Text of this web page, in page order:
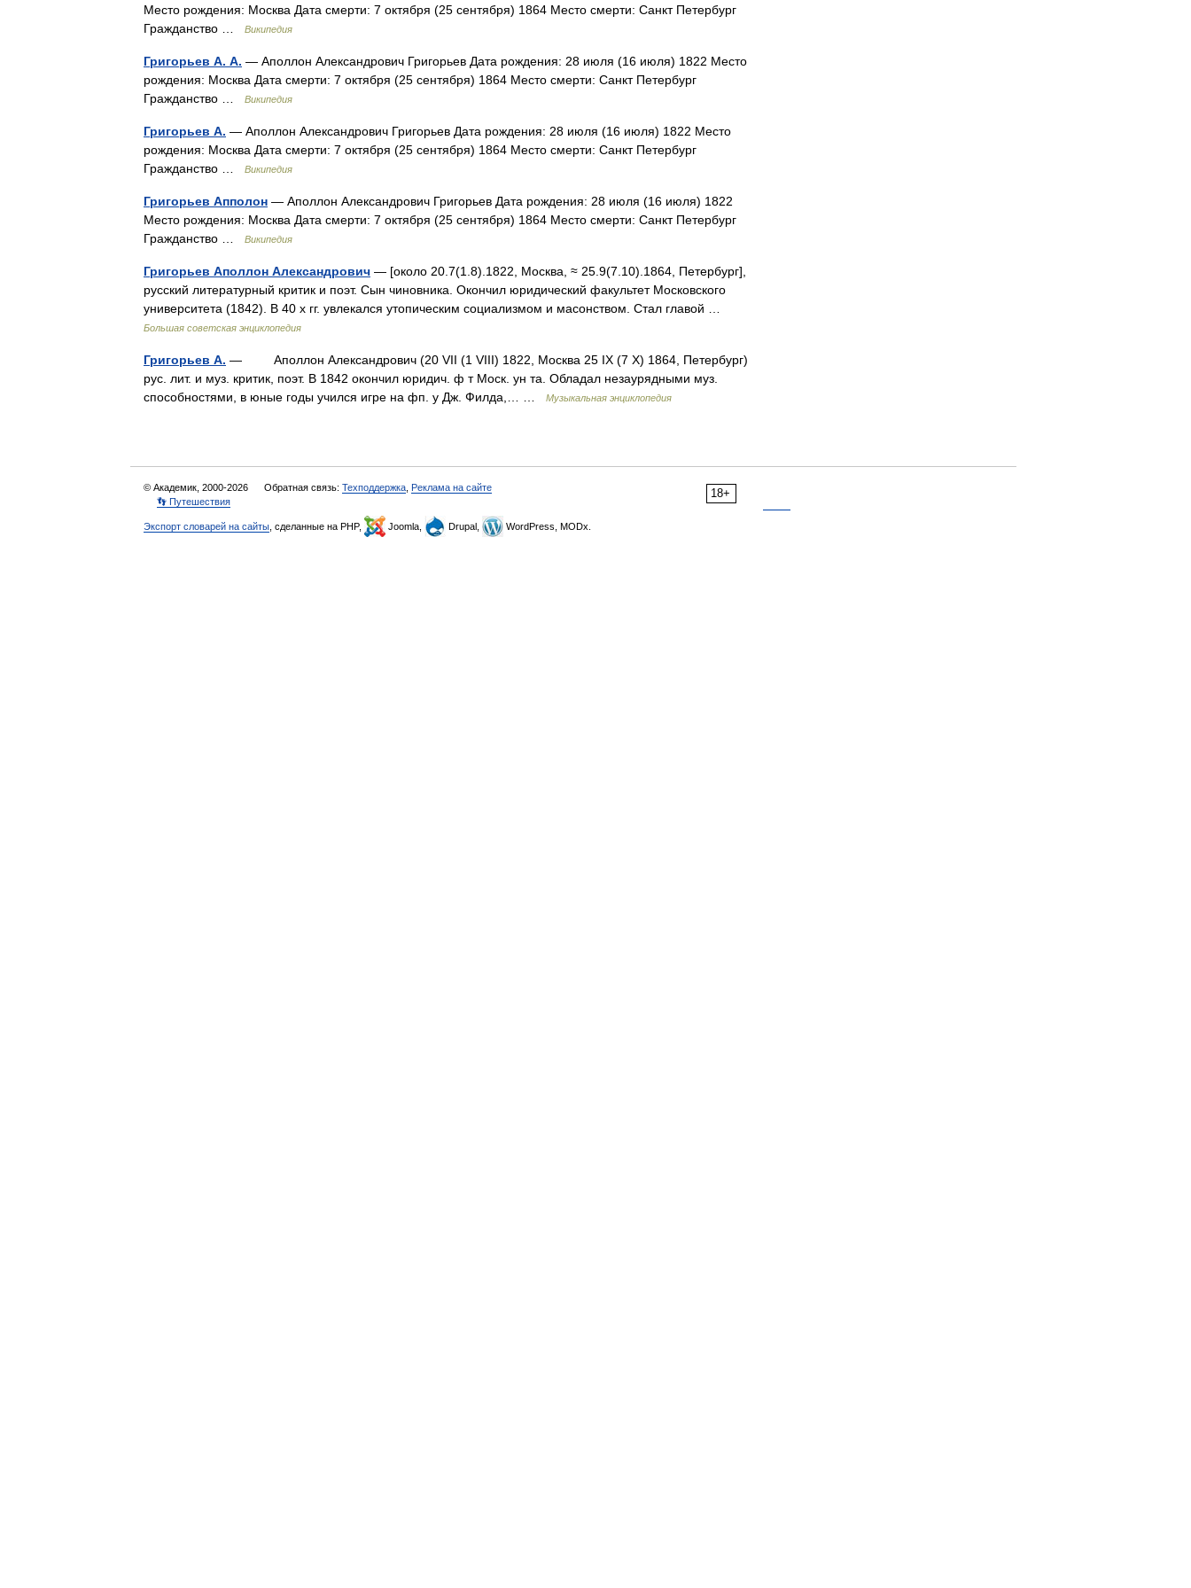
Место рождения: Москва Дата смерти: 7 октября (25 сентября) 1864 Место смерти: Санкт Петербург
Гражданство …
Википедия
Григорьев А. А. — Аполлон Александрович Григорьев Дата рождения: 28 июля (16 июля) 1822 Место
рождения: Москва Дата смерти: 7 октября (25 сентября) 1864 Место смерти: Санкт Петербург
Гражданство …
Википедия
Григорьев А. — Аполлон Александрович Григорьев Дата рождения: 28 июля (16 июля) 1822 Место
рождения: Москва Дата смерти: 7 октября (25 сентября) 1864 Место смерти: Санкт Петербург
Гражданство …
Википедия
Григорьев Апполон — Аполлон Александрович Григорьев Дата рождения: 28 июля (16 июля) 1822
Место рождения: Москва Дата смерти: 7 октября (25 сентября) 1864 Место смерти: Санкт Петербург
Гражданство …
Википедия
Григорьев Аполлон Александрович — [около 20.7(1.8).1822, Москва, ≈ 25.9(7.10).1864, Петербург],
русский литературный критик и поэт. Сын чиновника. Окончил юридический факультет Московского
университета (1842). В 40 х гг. увлекался утопическим социализмом и масонством. Стал главой …
Большая советская энциклопедия
Григорьев А. — Аполлон Александрович (20 VII (1 VIII) 1822, Москва 25 IX (7 X) 1864, Петербург)
рус. лит. и муз. критик, поэт. В 1842 окончил юридич. ф т Моск. ун та. Обладал незаурядными муз.
способностями, в юные годы учился игре на фп. у Дж. Филда,… …
Музыкальная энциклопедия
18+
© Академик, 2000-2026 Обратная связь: Техподдержка Реклама на сайте
👣 Путешествия
Экспорт словарей на сайты , сделанные на PHP, Joomla, Drupal, WordPress, MODx.